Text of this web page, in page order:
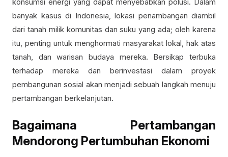
konsumsi energi yang dapat menyebabkan polusi. Dalam
banyak kasus di Indonesia, lokasi penambangan diambil
dari tanah milik komunitas dan suku yang ada; oleh karena
itu, penting untuk menghormati masyarakat lokal, hak atas
tanah, dan warisan budaya mereka. Bersikap terbuka
terhadap mereka dan berinvestasi dalam proyek
pembangunan sosial akan menjadi sebuah langkah menuju
pertambangan berkelanjutan.
Bagaimana Pertambangan
Mendorong Pertumbuhan Ekonomi